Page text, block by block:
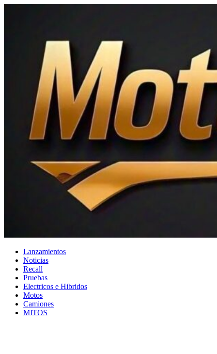
Lanzamientos
Noticias
Recall
Pruebas
Electricos e Hibridos
Motos
Camiones
MITOS